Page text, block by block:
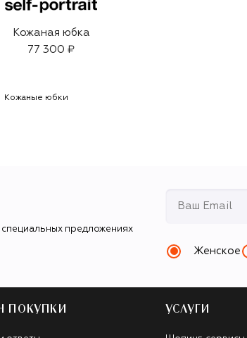
Кожаная юбка
77 300 ₽
Кожаные юбки
предложениях
Женское
ПОКУПКИ УСЛУГИ